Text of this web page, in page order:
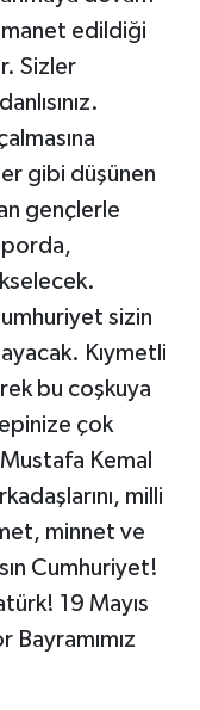
edildiği
Sizler
gibi düşünen
gençlerle
sizin
Kıymetli
bu coşkuya
çok
Kemal
milli
minnet ve
Cumhuriyet!
19 Mayıs